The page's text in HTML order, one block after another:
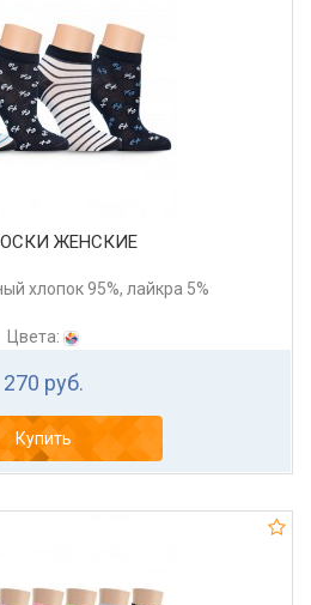
ЖЕНСКИЕ
хлопок 95%, лайкра 5%
Цвета:
270 руб.
Купить